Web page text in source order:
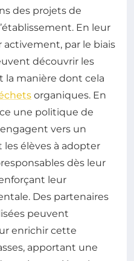
des projets de
En leur
par le biais
découvrir les
la manière dont cela
organiques. En
une politique de
vers un
élèves à adopter
dès leur
leur
Des partenaires
peuvent
enrichir cette
apportant une